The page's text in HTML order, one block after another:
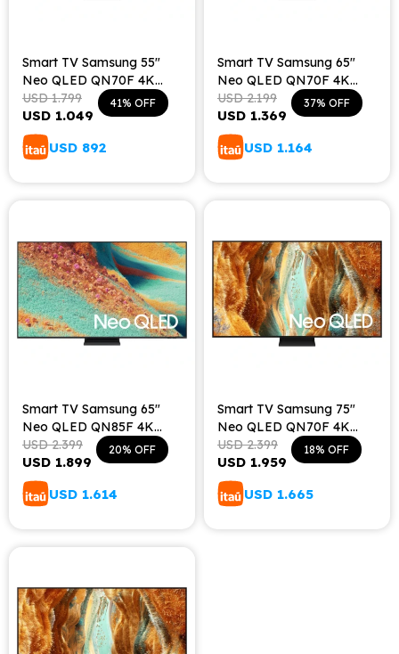
Smart TV Samsung 55"
Neo QLED QN70F 4K
Vision AI (2025)
USD 1.049
USD 1.799 41
USD 892
Smart TV Samsung 65"
Neo QLED QN70F 4K
Vision AI (2025)
USD 1.369
USD 2.199 37
USD 1.164
Smart TV Samsung 65"
Neo QLED QN85F 4K
Vision AI (2025)
USD 1.899
USD 2.399 20
USD 1.614
Smart TV Samsung 75"
Neo QLED QN70F 4K
Vision AI (2025)
USD 1.959
USD 2.399 18
USD 1.665